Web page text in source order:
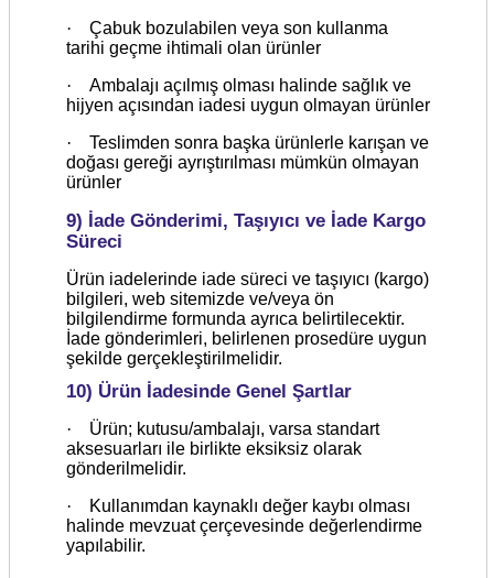
·
Çabuk bozulabilen veya son kullanma
tarihi geçme ihtimali olan ürünler
·
Ambalajı açılmış olması halinde sağlık ve
hijyen açısından iadesi uygun olmayan ürünler
·
Teslimden sonra başka ürünlerle karışan ve
doğası gereği ayrıştırılması mümkün olmayan
ürünler
9) İade Gönderimi, Taşıyıcı ve İade Kargo
Süreci
Ürün iadelerinde iade süreci ve taşıyıcı (kargo)
bilgileri, web sitemizde ve/veya ön
bilgilendirme formunda ayrıca belirtilecektir.
İade gönderimleri, belirlenen prosedüre uygun
şekilde gerçekleştirilmelidir.
10) Ürün İadesinde Genel Şartlar
·
Ürün; kutusu/ambalajı, varsa standart
aksesuarları ile birlikte eksiksiz olarak
gönderilmelidir.
·
Kullanımdan kaynaklı değer kaybı olması
halinde mevzuat çerçevesinde değerlendirme
yapılabilir.